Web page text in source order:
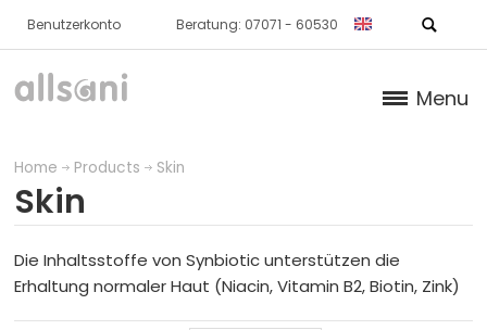
Benutzerkonto Beratung: 07071 - 60530
Menu
NORMAL CARTILAGE / BONE
SKIN
Home Products Skin
Skin
Die Inhaltsstoffe von Synbiotic unterstützen die
Erhaltung normaler Haut (Niacin, Vitamin B2, Biotin, Zink)